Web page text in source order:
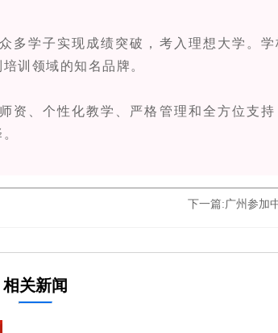
学子实现成绩突破，考入理想大学。学
训领域的知名品牌。
、个性化教学、严格管理和全方位支持
下一篇:广州参加
相关新闻